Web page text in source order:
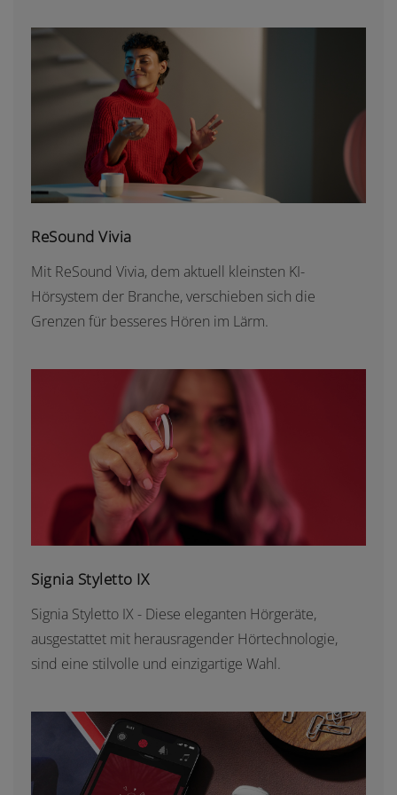
RESOUND VIVIA
ReSound Vivia
Mit ReSound Vivia, dem aktuell kleinsten KI-
Hörsystem der Branche, verschieben sich die
Grenzen für besseres Hören im Lärm.
SIGNIA STYLETTO IX
Signia Styletto IX
Signia Styletto IX - Diese eleganten Hörgeräte,
ausgestattet mit herausragender Hörtechnologie,
sind eine stilvolle und einzigartige Wahl.
RESOUND NEXIA